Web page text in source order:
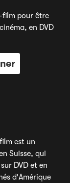
film pour être
en DVD
est un
Suisse, qui
DVD et en
d'Amérique